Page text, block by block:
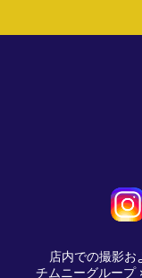
店内での撮影お
チムニーグループ